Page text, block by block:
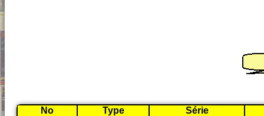
No Type
Série